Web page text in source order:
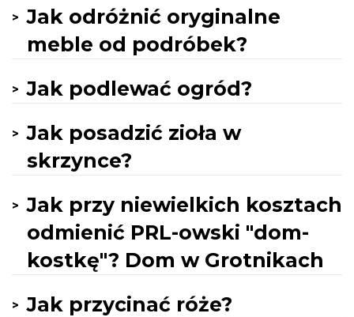
Jak odróżnić oryginalne
meble od podróbek?
Jak podlewać ogród?
Jak posadzić zioła w
skrzynce?
Jak przy niewielkich kosztach
odmienić PRL-owski "dom-
kostkę"? Dom w Grotnikach
Jak przycinać róże?